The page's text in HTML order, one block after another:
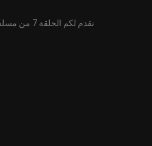
نقدم لكم الحلقة 7 من مسلسل نهار على عمار